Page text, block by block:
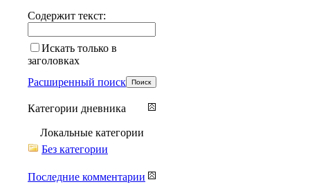
Содержит текст:
Искать только в
заголовках
Расширенный поиск
Категории дневника
Локальные категории
Без категории
Последние комментарии